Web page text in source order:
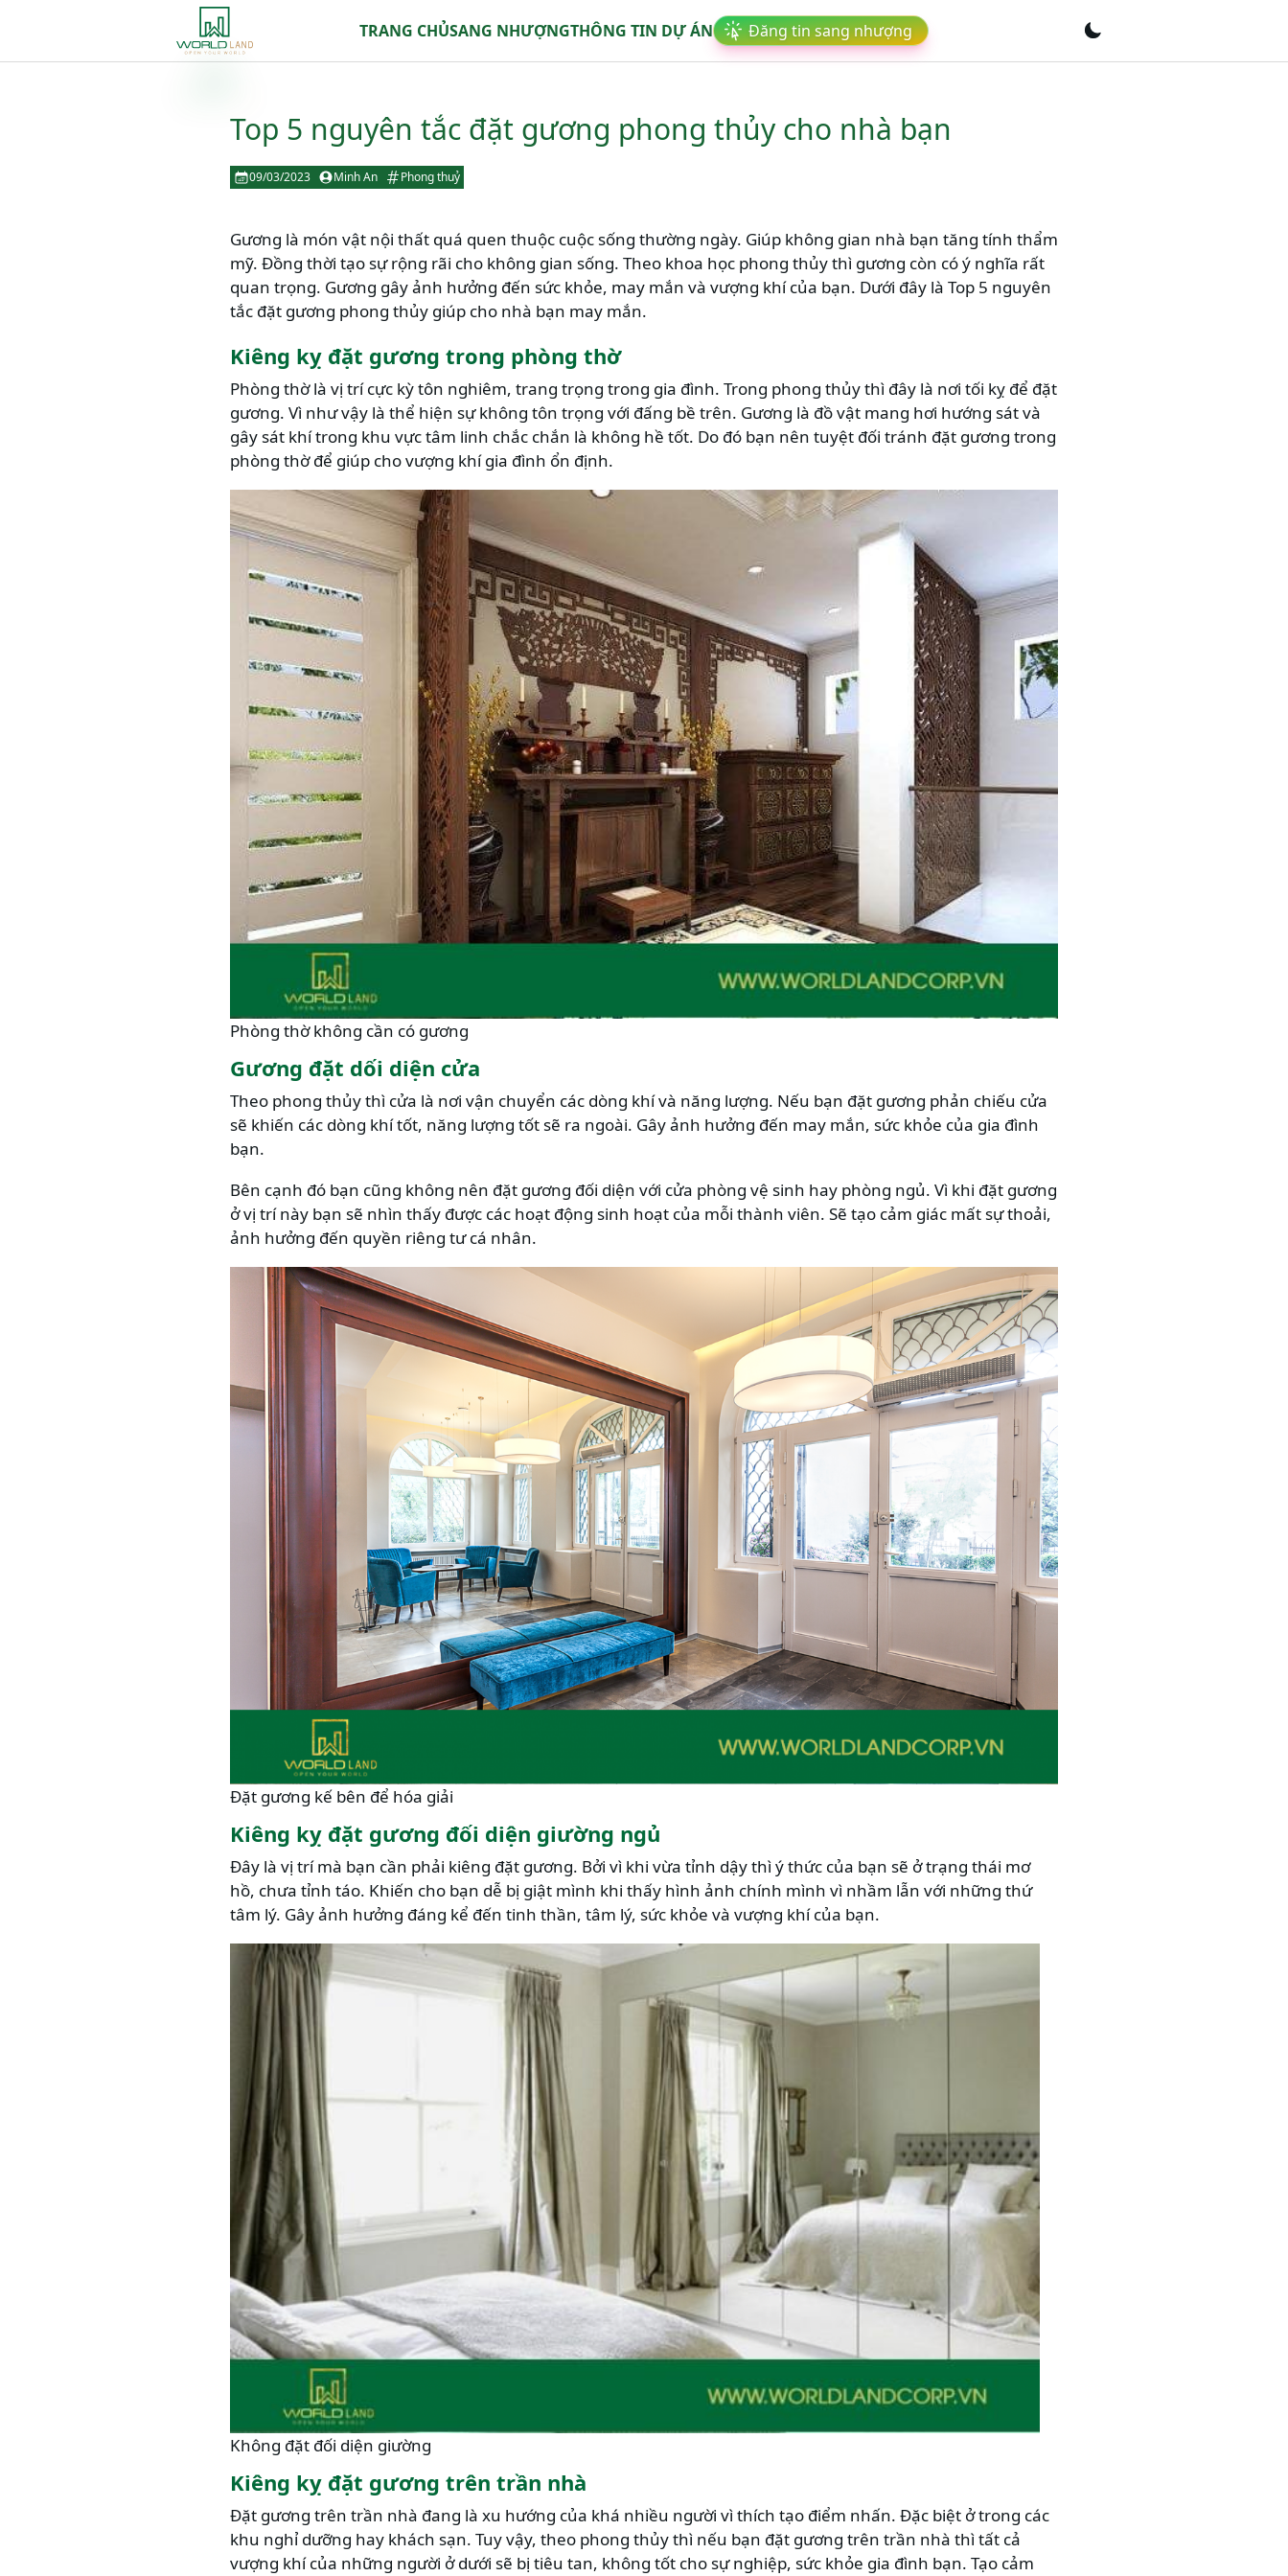
TRANG CHỦSANG NHƯỢNGTHÔNG TIN DỰ ÁN Đăng tin sang nhượng
Top 5 nguyên tắc đặt gương phong thủy cho nhà bạn
09/03/2023 Minh An Phong thuỷ
Gương là món vật nội thất quá quen thuộc cuộc sống thường ngày. Giúp không gian nhà bạn tăng tính thẩm
mỹ. Đồng thời tạo sự rộng rãi cho không gian sống. Theo khoa học phong thủy thì gương còn có ý nghĩa rất
quan trọng. Gương gây ảnh hưởng đến sức khỏe, may mắn và vượng khí của bạn. Dưới đây là Top 5 nguyên
tắc đặt gương phong thủy giúp cho nhà bạn may mắn.
Kiêng kỵ đặt gương trong phòng thờ
Phòng thờ là vị trí cực kỳ tôn nghiêm, trang trọng trong gia đình. Trong phong thủy thì đây là nơi tối kỵ để đặt
gương. Vì như vậy là thể hiện sự không tôn trọng với đấng bề trên. Gương là đồ vật mang hơi hướng sát và
gây sát khí trong khu vực tâm linh chắc chắn là không hề tốt. Do đó bạn nên tuyệt đối tránh đặt gương trong
phòng thờ để giúp cho vượng khí gia đình ổn định.
Phòng thờ không cần có gương
Gương đặt dối diện cửa
Theo phong thủy thì cửa là nơi vận chuyển các dòng khí và năng lượng. Nếu bạn đặt gương phản chiếu cửa
sẽ khiến các dòng khí tốt, năng lượng tốt sẽ ra ngoài. Gây ảnh hưởng đến may mắn, sức khỏe của gia đình
bạn.
Bên cạnh đó bạn cũng không nên đặt gương đối diện với cửa phòng vệ sinh hay phòng ngủ. Vì khi đặt gương
ở vị trí này bạn sẽ nhìn thấy được các hoạt động sinh hoạt của mỗi thành viên. Sẽ tạo cảm giác mất sự thoải,
ảnh hưởng đến quyền riêng tư cá nhân.
Đặt gương kế bên để hóa giải
Kiêng kỵ đặt gương đối diện giường ngủ
Đây là vị trí mà bạn cần phải kiêng đặt gương. Bởi vì khi vừa tỉnh dậy thì ý thức của bạn sẽ ở trạng thái mơ
hồ, chưa tỉnh táo. Khiến cho bạn dễ bị giật mình khi thấy hình ảnh chính mình vì nhầm lẫn với những thứ
tâm lý. Gây ảnh hưởng đáng kể đến tinh thần, tâm lý, sức khỏe và vượng khí của bạn.
Không đặt đối diện giường
Kiêng kỵ đặt gương trên trần nhà
Đặt gương trên trần nhà đang là xu hướng của khá nhiều người vì thích tạo điểm nhấn. Đặc biệt ở trong các
khu nghỉ dưỡng hay khách sạn. Tuy vậy, theo phong thủy thì nếu bạn đặt gương trên trần nhà thì tất cả
vượng khí của những người ở dưới sẽ bị tiêu tan, không tốt cho sự nghiệp, sức khỏe gia đình bạn. Tạo cảm